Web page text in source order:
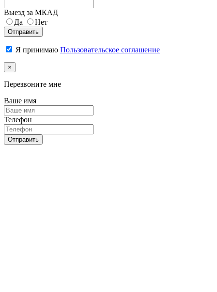
Выезд за МКАД
Да
Нет
Отправить
Я принимаю Пользовательское соглашение
×
Перезвоните мне
Ваше имя
Телефон
Отправить